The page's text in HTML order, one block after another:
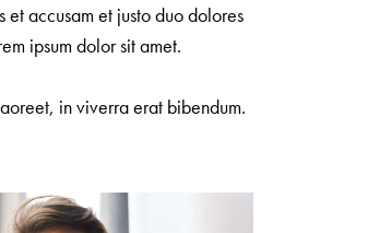
accusam et justo duo dolores
ipsum dolor sit amet.
in viverra erat bibendum.